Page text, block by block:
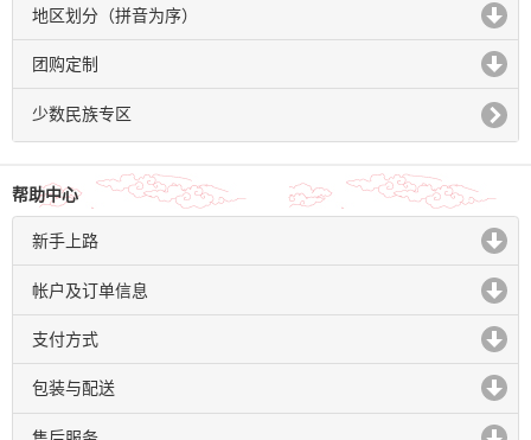
地区划分（拼音为序）
click to expand contents
团购定制
click to expand contents
少数民族专区
帮助中心
新手上路
click to expand contents
帐户及订单信息
click to expand contents
支付方式
click to expand contents
包装与配送
click to expand contents